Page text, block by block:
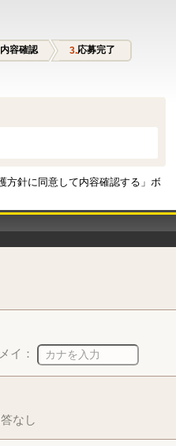
容確認 応募完了
方針に同意して内容確認する」ボ
メイ：
なし